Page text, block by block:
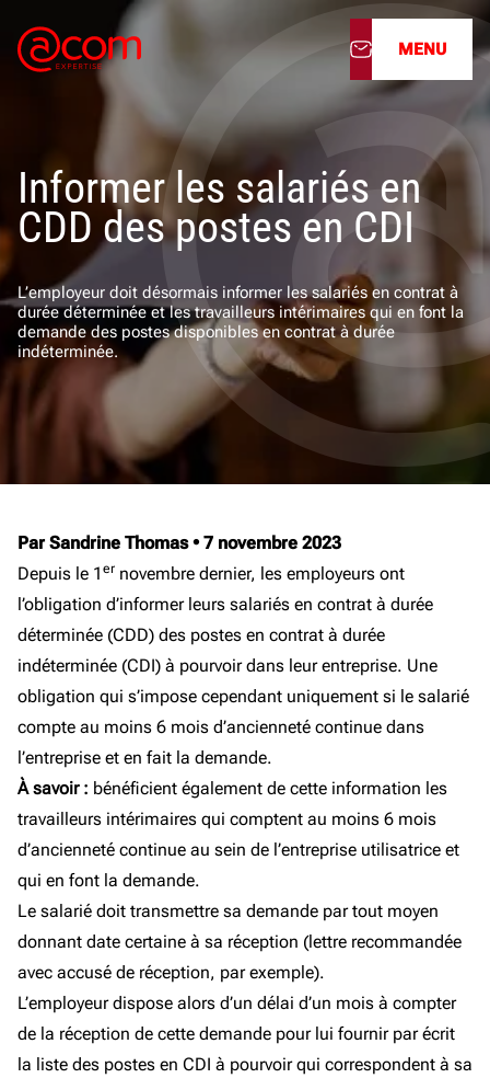
À propos
Nos services
Nos cabinets
Nos filiales
Actualités
Nous rejoindre
MENU
Informer les salariés en
CDD des postes en CDI
L’employeur doit désormais informer les salariés en contrat à
durée déterminée et les travailleurs intérimaires qui en font la
demande des postes disponibles en contrat à durée
indéterminée.
Par Sandrine Thomas• 7 novembre 2023
Depuis le 1 er novembre dernier, les employeurs ont
l’obligation d’informer leurs salariés en contrat à durée
déterminée (CDD) des postes en contrat à durée
indéterminée (CDI) à pourvoir dans leur entreprise. Une
obligation qui s’impose cependant uniquement si le salarié
compte au moins 6 mois d’ancienneté continue dans
l’entreprise et en fait la demande.
À savoir : bénéficient également de cette information les
travailleurs intérimaires qui comptent au moins 6 mois
d’ancienneté continue au sein de l’entreprise utilisatrice et
qui en font la demande.
Le salarié doit transmettre sa demande par tout moyen
donnant date certaine à sa réception (lettre recommandée
avec accusé de réception, par exemple).
L’employeur dispose alors d’un délai d’un mois à compter
de la réception de cette demande pour lui fournir par écrit
la liste des postes en CDI à pourvoir qui correspondent à sa